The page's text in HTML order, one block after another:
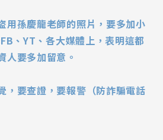
用孫慶龍老師的照片，要多加小
、YT、各大媒體上，表明這都
人要多加留意。
，要查證，要報警（防詐騙電話